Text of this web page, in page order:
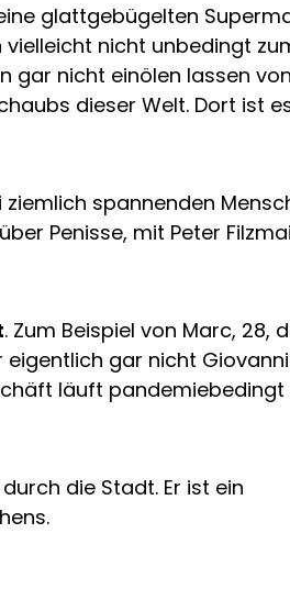
glattgebügelten
nicht unbedingt
gar nicht einölen lassen von
dieser Welt. Dort ist
spannenden
Penisse, mit Peter
. Zum Beispiel von Marc, 28,
eigentlich gar nicht Giovanni
läuft pandemiebedingt
die Stadt. Er ist ein